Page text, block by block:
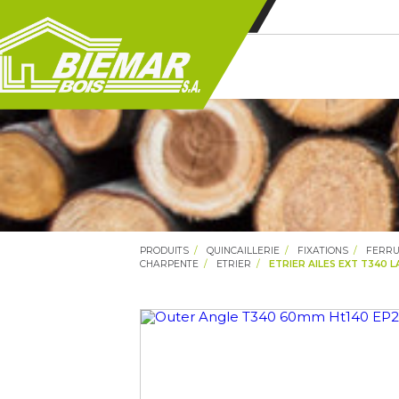
PRODUITS QUINCAILLERIE FIXATIONS
CHARPENTE
ETRIER ETRIER AILES EXT T340